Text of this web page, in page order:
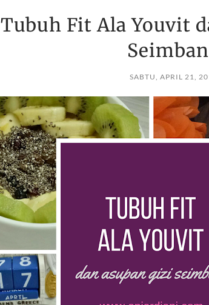
Tubuh Fit Ala Youvit
SABTU, APRIL 21,